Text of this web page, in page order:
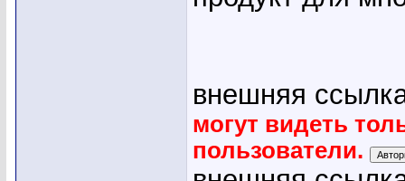
внешняя
могут видеть
пользователи.